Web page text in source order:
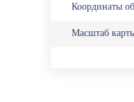
Координаты
Масштаб